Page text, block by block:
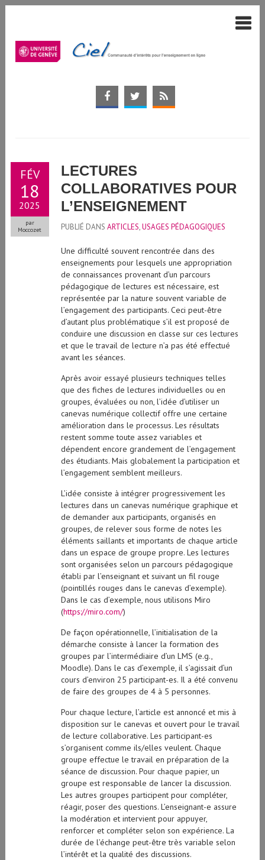
FÉV
18
2025
par
Moccozet
LECTURES
COLLABORATIVES POUR
L’ENSEIGNEMENT
PUBLIÉ DANS ARTICLES,USAGES PÉDAGOGIQUES
Une difficulté souvent rencontrée dans des
enseignements pour lesquels une appropriation
de connaissances provenant d’un parcours
pédagogique de lectures est nécessaire, est
représentée par la nature souvent variable de
l’engagement des participants. Ceci peut-être
d’autant plus problématique s’il est proposé de
conduire une discussion en classe sur ces lectures
et que le travail de lecture n’a pas été effectué
avant les séances.
Après avoir essayé plusieurs techniques telles
que des fiches de lectures individuelles ou en
groupes, évaluées ou non, l’idée d’utiliser un
canevas numérique collectif offre une certaine
amélioration dans le processus. Les résultats
restent somme toute assez variables et
dépendent encore grandement de l’engagement
des étudiants. Mais globalement la participation et
l’engagement semblent meilleurs.
L’idée consiste à intégrer progressivement les
lectures dans un canevas numérique graphique et
de demander aux participants, organisés en
groupes, de relever sous forme de notes les
éléments saillants et importants de chaque article
dans un espace de groupe propre. Les lectures
sont organisées selon un parcours pédagogique
établi par l’enseignant et suivant un fil rouge
(pointillés rouges dans le canevas d’exemple).
Dans le cas d’exemple, nous utilisons Miro
(https://miro.com/)
De façon opérationnelle, l’initialisation de la
démarche consiste à lancer la formation des
groupes par l’intermédiaire d’un LMS (e.g.,
Moodle). Dans le cas d’exemple, il s’agissait d’un
cours d’environ 25 participant-es. Il a été convenu
de faire des groupes de 4 à 5 personnes.
Pour chaque lecture, l’article est annoncé et mis à
disposition sur le canevas et ouvert pour le travail
de lecture collaborative. Les participant-es
s’organisent comme ils/elles veulent. Chaque
groupe effectue le travail en préparation de la
séance de discussion. Pour chaque papier, un
groupe est responsable de lancer la discussion.
Les autres groupes participent pour compléter,
réagir, poser des questions. L’enseignant-e assure
la modération et intervient pour appuyer,
renforcer et compléter selon son expérience. La
durée de l’échange peut-être très variable selon
l’intérêt et la qualité des discussions.